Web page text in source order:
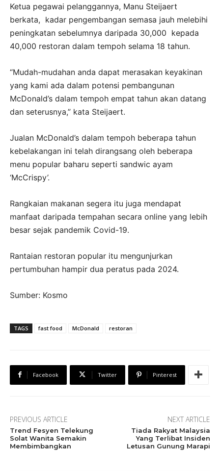
Ketua pegawai pelanggannya, Manu Steijaert
berkata, kadar pengembangan semasa jauh melebihi
peningkatan sebelumnya daripada 30,000 kepada
40,000 restoran dalam tempoh selama 18 tahun.
“Mudah-mudahan anda dapat merasakan keyakinan
yang kami ada dalam potensi pembangunan
McDonald’s dalam tempoh empat tahun akan datang
dan seterusnya,” kata Steijaert.
Jualan McDonald’s dalam tempoh beberapa tahun
kebelakangan ini telah dirangsang oleh beberapa
menu popular baharu seperti sandwic ayam
‘McCrispy’.
Rangkaian makanan segera itu juga mendapat
manfaat daripada tempahan secara online yang lebih
besar sejak pandemik Covid-19.
Rantaian restoran popular itu mengunjurkan
pertumbuhan hampir dua peratus pada 2024.
Sumber: Kosmo
TAGS fast food McDonald restoran
Facebook Twitter Pinterest
PREVIOUS ARTICLE
Trend Fesyen Telekung
Solat Wanita Semakin
Membimbangkan
NEXT ARTICLE
Tiada Rakyat Malaysia
Yang Terlibat Insiden
Letusan Gunung Marapi